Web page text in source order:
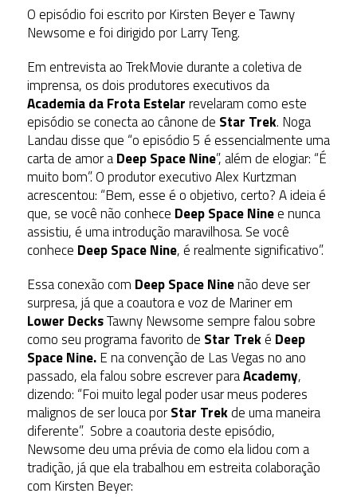
O episódio foi escrito por Kirsten Beyer e Tawny
Newsome e foi dirigido por Larry Teng.
Em entrevista ao TrekMovie durante a coletiva de
imprensa, os dois produtores executivos da
Academia da Frota Estelarrevelaram como este
episódio se conecta ao cânone de Star Trek. Noga
Landau disse que “o episódio 5 é essencialmente uma
carta de amor aDeep Space Nine”, além de elogiar: “É
muito bom”. O produtor executivo Alex Kurtzman
acrescentou: “Bem, esse é o objetivo, certo? A ideia é
que, se você não conhece Deep Space Ninee nunca
assistiu, é uma introdução maravilhosa. Se você
conhece Deep Space Nine, é realmente significativo”.
Essa conexão com Deep Space Ninenão deve ser
surpresa, já que a coautora e voz de Mariner em
Lower DecksTawny Newsome sempre falou sobre
como seu programa favorito de Star Treké Deep
Space Nine.E na convenção de Las Vegas no ano
passado, ela falou sobre escrever paraAcademy,
dizendo: “Foi muito legal poder usar meus poderes
malignos de ser louca porStar Trekde uma maneira
diferente”. Sobre a coautoria deste episódio,
Newsome deu uma prévia de como ela lidou com a
tradição, já que ela trabalhou em estreita colaboração
com Kirsten Beyer: